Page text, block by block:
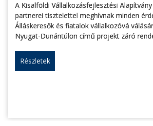
A Kisalföldi Vállalkozásfejlesztési
partnerei tisztelettel meghívnak minden
Álláskeresők és fiatalok vállalkozóvá
Nyugat-Dunántúlon című projekt záró
Részletek